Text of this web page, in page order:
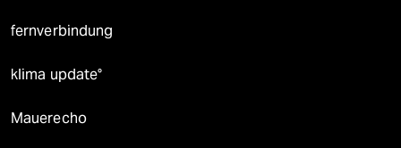
fernverbindung
klima update°
Mauerecho